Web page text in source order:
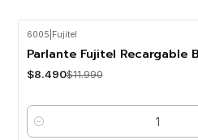
-29% OFF
6005 Fujitel
Parlante Fujitel Recargable
$8.490$11.990
Cantidad